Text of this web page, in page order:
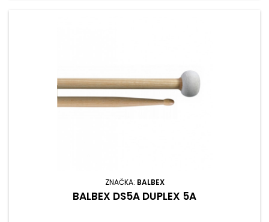
ZNAČKA: BALBEX
BALBEX DS5A DUPLEX 5A